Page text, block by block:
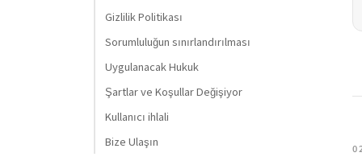
Gizlilik Politikası
Sorumluluğun sınırlandırılması
Uygulanacak Hukuk
Şartlar ve Koşullar Değişiyor
Kullanıcı ihlali
Bize Ulaşın